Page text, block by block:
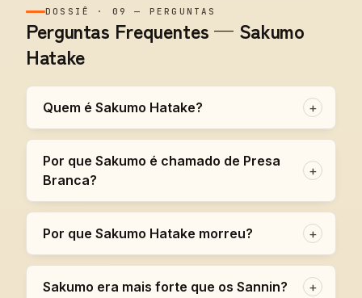
DOSSIÊ · 09 — PERGUNTAS
Perguntas Frequentes — Sakumo
Hatake
Quem é Sakumo Hatake? +
Por que Sakumo é chamado de Presa
Branca?
+
Por que Sakumo Hatake morreu? +
Sakumo era mais forte que os Sannin? +